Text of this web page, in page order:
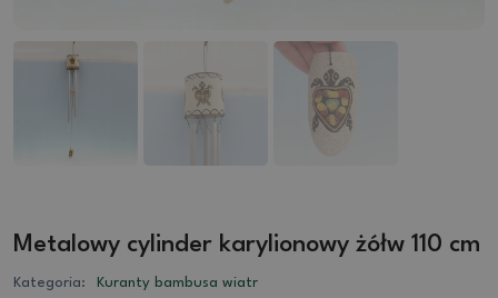
Metalowy cylinder karylionowy żółw 110 cm
Kategoria:
Kuranty bambusa wiatr